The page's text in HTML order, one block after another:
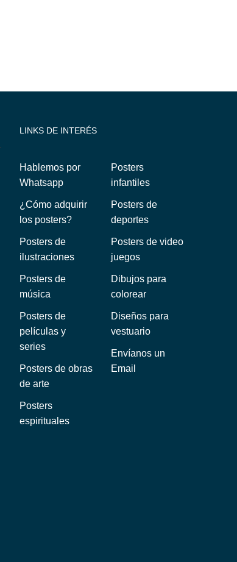
LINKS DE INTERÉS
Hablemos por
Whatsapp
¿Cómo adquirir
los posters?
Posters de
ilustraciones
Posters de
música
Posters de
películas y
series
Posters de obras
de arte
Posters
espirituales
Posters
infantiles
Posters de
deportes
Posters de video
juegos
Dibujos para
colorear
Diseños para
vestuario
Envíanos un
Email